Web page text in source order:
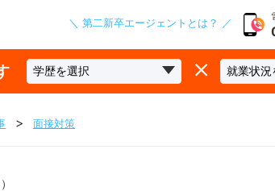
＼ 第二新卒エージェントとは？ ／
面接対策